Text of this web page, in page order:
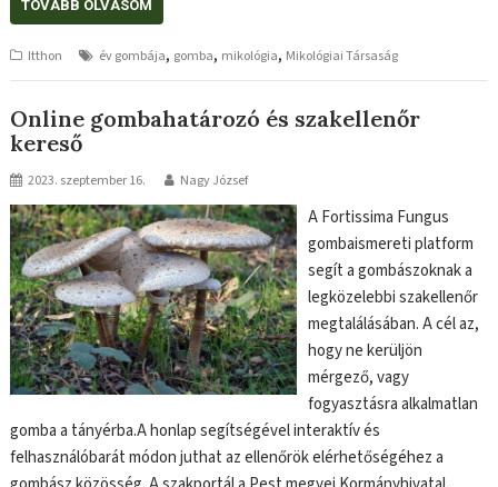
TOVÁBB OLVASOM
Itthon év gombája, gomba, mikológia, Mikológiai Társaság
Online gombahatározó és szakellenőr
kereső
2023. szeptember 16. Nagy József
A Fortissima Fungus
gombaismereti platform
segít a gombászoknak a
legközelebbi szakellenőr
megtalálásában. A cél az,
hogy ne kerüljön
mérgező, vagy
fogyasztásra alkalmatlan
gomba a tányérba.A honlap segítségével interaktív és
felhasználóbarát módon juthat az ellenőrök elérhetőségéhez a